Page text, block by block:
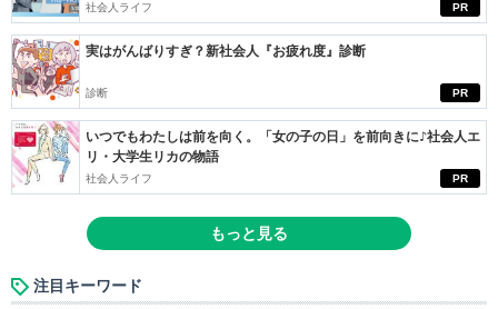
PR
社会人ライフ
PR
実はがんばりすぎ？新社会人『お疲れ度』診断
診断
PR
いつでもわたしは前を向く。「女の子の日」を前向きに♪社会人エ
リ・大学生リカの物語
社会人ライフ
もっと見る
注目キーワード